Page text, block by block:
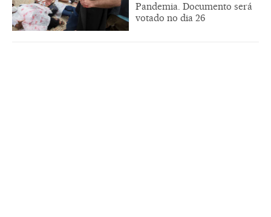
Pandemia. Documento será
votado no dia 26